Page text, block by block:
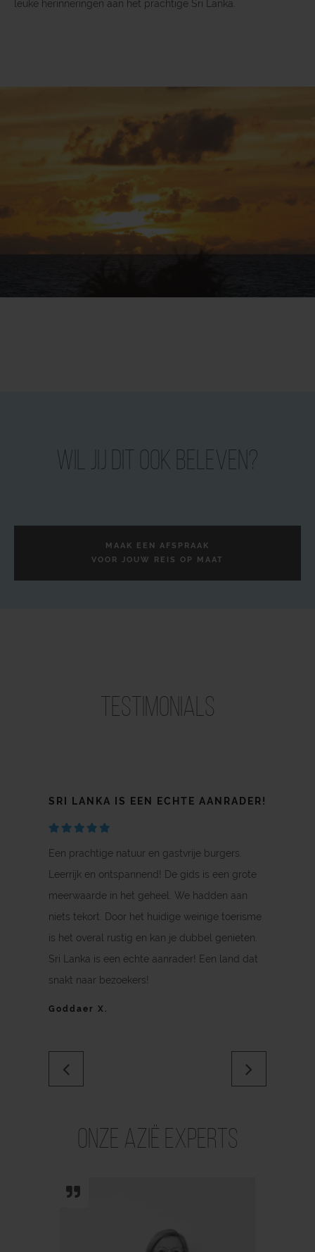
leuke herinneringen aan het prachtige Sri Lanka.
Wil jij dit ook beleven?
MAAK EEN AFSPRAAK
VOOR JOUW REIS OP MAAT
Testimonials
Previous
SRI LANKA IS EEN ECHTE AANRADER!
Een prachtige natuur en gastvrije burgers.
Leerrijk en ontspannend! De gids is een grote
meerwaarde in het geheel. We hadden aan
niets tekort. Door het huidige weinige toerisme
is het overal rustig en kan je dubbel genieten.
Sri Lanka is een echte aanrader! Een land dat
snakt naar bezoekers!
Goddaer X.
EEN REIS OM NIET MEER TE
ALTIJD MET DE GLIMLACH IN SRI
Next
Onze Azië Experts